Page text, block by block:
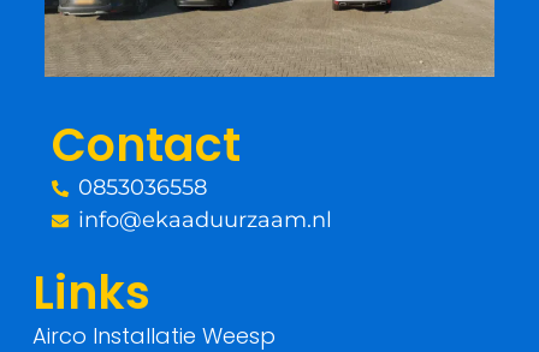
o
k
-
e
Contact
0853036558
info@ekaaduurzaam.nl
Links
Airco Installatie Weesp